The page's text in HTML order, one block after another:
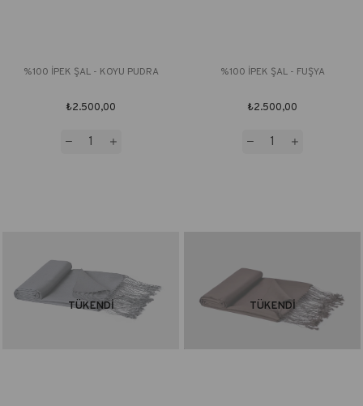
%100 İPEK ŞAL - KOYU PUDRA
₺2.500,00
%100 İPEK ŞAL - FUŞYA
₺2.500,00
TÜKENDI TÜKENDI